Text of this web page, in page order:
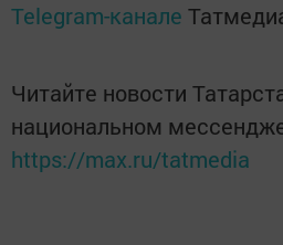
Telegram-канале
Читайте новости
национальном
https://max.ru/tatmedia